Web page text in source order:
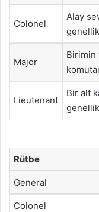
Colonel
Alay
Major
Birimin
Lieutenant
Bir alt
Rütbe
General
Colonel